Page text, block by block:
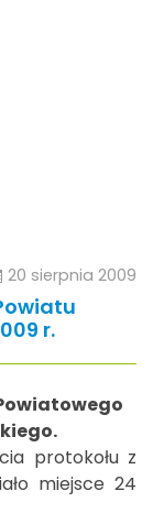
20 sierpnia 2009
r.
protokołu z
miejsce 24